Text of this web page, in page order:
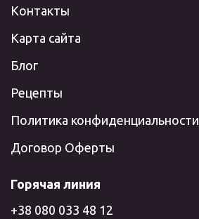
Контакты
Карта сайта
Блог
Рецепты
Политика конфиденциальности
Договор Оферты
Горячая линия
+38 080 033 48 12